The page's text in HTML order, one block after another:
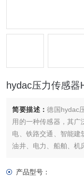
hydac压力传感
简要描述：德国hydac
用的一种传感器，其广
电、铁路交通、智能建
油井、电力、船舶、机
产品型号：